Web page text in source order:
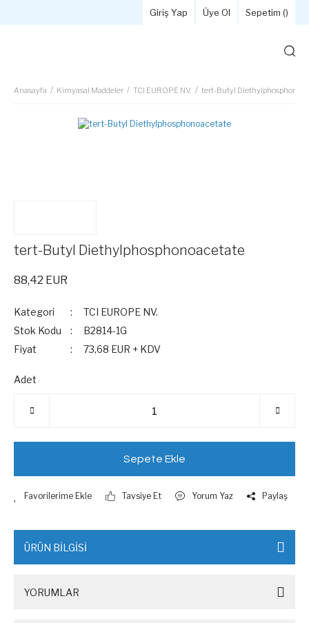
Giriş Yap Üye Ol Sepetim ()
Anasayfa Kimyasal Maddeler TCI EUROPE NV. tert-Butyl
tert-Butyl Diethylphosphonoacetate
88,42 EUR
Kategori
TCI EUROPE NV.
Stok Kodu
B2814-1G
Fiyat
73,68 EUR + KDV
Adet
Sepete Ekle
Tavsiye Et Yorum Yaz Paylaş
ÜRÜN BİLGİSİ
YORUMLAR